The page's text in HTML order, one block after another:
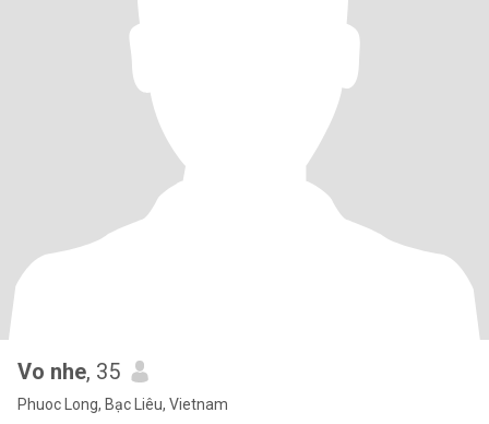
Vo nhe, 35
Phuoc Long, Bạc Liêu, Vietnam